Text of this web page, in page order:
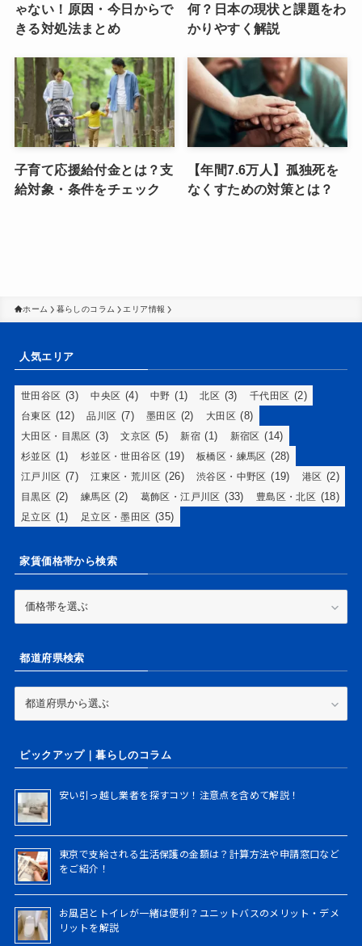
ゃない！原因・今日からで
きる対処法まとめ
何？日本の現状と課題をわ
かりやすく解説
子育て応援給付金とは？支
給対象・条件をチェック
【年間7.6万人】孤独死を
なくすための対策とは？
ホーム 暮らしのコラム エリア情報
人気エリア
世田谷区 (3) 中央区 (4) 中野 (1) 北区 (3) 千代田区 (2)
台東区 (12) 品川区 (7) 墨田区 (2) 大田区 (8)
大田区・目黒区 (3) 文京区 (5) 新宿 (1) 新宿区 (14)
杉並区 (1) 杉並区・世田谷区 (19) 板橋区・練馬区 (28)
江戸川区 (7) 江東区・荒川区 (26) 渋谷区・中野区 (19) 港区 (2)
目黒区 (2) 練馬区 (2) 葛飾区・江戸川区 (33) 豊島区・北区 (18)
足立区 (1) 足立区・墨田区 (35)
家賃価格帯から検索
帯
都道府県検索
検ピックアップ｜暮らしのコラム
安い引っ越し業者を探すコツ！注意点を含めて解説！
東京で支給される生活保護の金額は？計算方法や申請窓口など
をご紹介！
お風呂とトイレが一緒は便利？ユニットバスのメリット・デメ
リットを解説